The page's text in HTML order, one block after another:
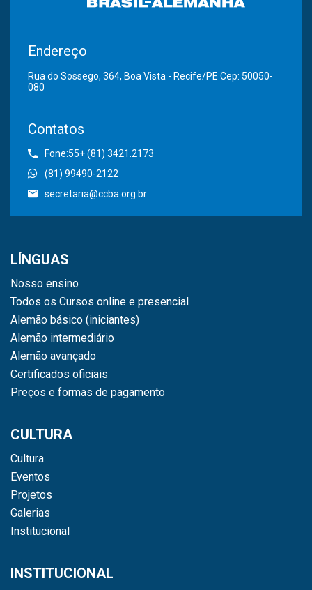
Endereço
Rua do Sossego, 364, Boa Vista - Recife/PE Cep: 50050-
080
Contatos
Fone:55+ (81) 3421.2173
(81) 99490-2122
secretaria@ccba.org.br
LÍNGUAS
Nosso ensino
Todos os Cursos online e presencial
Alemão básico (iniciantes)
Alemão intermediário
Alemão avançado
Certificados oficiais
Preços e formas de pagamento
CULTURA
Cultura
Eventos
Projetos
Galerias
Institucional
INSTITUCIONAL